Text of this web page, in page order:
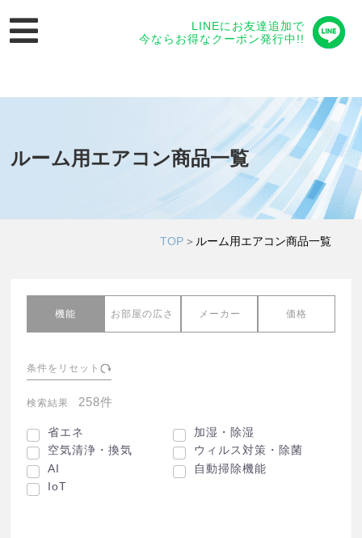
LINEにお友達追加で
今ならお得なクーポン発行中!!
ルーム用エアコン商品一覧
TOP ＞ ルーム用エアコン商品一覧
機能 お部屋の広さ メーカー 価格
条件をリセット
検索結果 258件
省エネ
加湿・除湿
空気清浄・換気
ウィルス対策・除菌
AI
自動掃除機能
IoT